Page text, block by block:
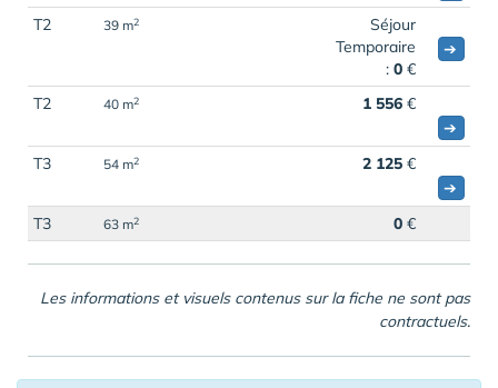
T2
39 m2
Séjour
Temporaire
: 0 €
➔
T2 40 m2 1 556 €
➔
T3
54 m2 2 125 €
➔
T3
63 m2 0 €
Les informations et visuels contenus sur la fiche ne sont pas
contractuels.